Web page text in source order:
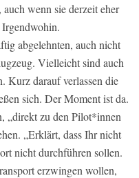
wenn sie derzeit eher
abgelehnten, auch nicht
Vielleicht sind auch
Kurz darauf verlassen die
sich. Der Moment ist da.
„direkt zu den Pilot*innen
„Erklärt, dass Ihr nicht
nicht durchführen sollen.
erzwingen wollen,